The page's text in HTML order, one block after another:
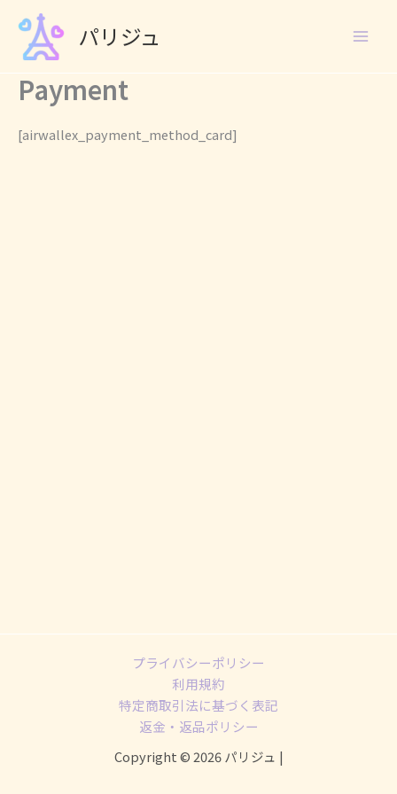
content
パリジュ
Payment
[airwallex_payment_method_card]
プライバシーポリシー
利用規約
特定商取引法に基づく表記
返金・返品ポリシー
Copyright © 2026 パリジュ |